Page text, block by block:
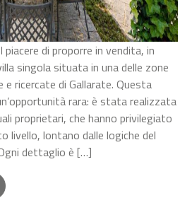
di proporre in vendita, in
singola situata in una delle zone
e ricercate di Gallarate. Questa
rara: è stata realizzata
proprietari, che hanno privilegiato
livello, lontano dalle logiche del
dettaglio è […]